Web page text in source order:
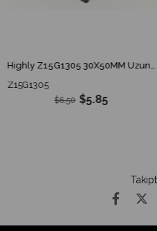
Highly Z15G1305 30X50MM Uzun İnce Pim Switch Z15G-1305 Z15G 1305
Z15G1305
$5.85
$6.50